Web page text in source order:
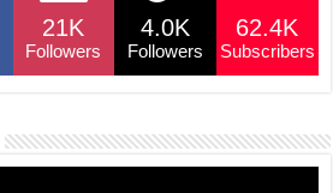
k
21K
Followers
4.0K
Followers
62.4K
Subscribers